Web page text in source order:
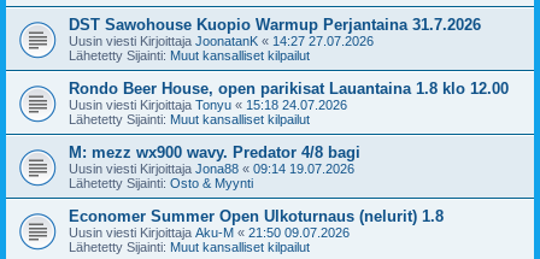
DST Sawohouse Kuopio Warmup Perjantaina 31.7.2026
Uusin viesti Kirjoittaja JoonatanK « 14:27 27.07.2026
Lähetetty Sijainti: Muut kansalliset kilpailut
Rondo Beer House, open parikisat Lauantaina 1.8 klo 12.00
Uusin viesti Kirjoittaja Tonyu « 15:18 24.07.2026
Lähetetty Sijainti: Muut kansalliset kilpailut
M: mezz wx900 wavy. Predator 4/8 bagi
Uusin viesti Kirjoittaja Jona88 « 09:14 19.07.2026
Lähetetty Sijainti: Osto & Myynti
Economer Summer Open Ulkoturnaus (nelurit) 1.8
Uusin viesti Kirjoittaja Aku-M « 21:50 09.07.2026
Lähetetty Sijainti: Muut kansalliset kilpailut